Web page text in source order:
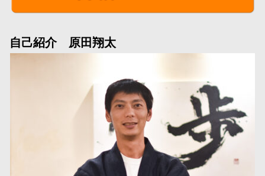
自己紹介 原田翔太